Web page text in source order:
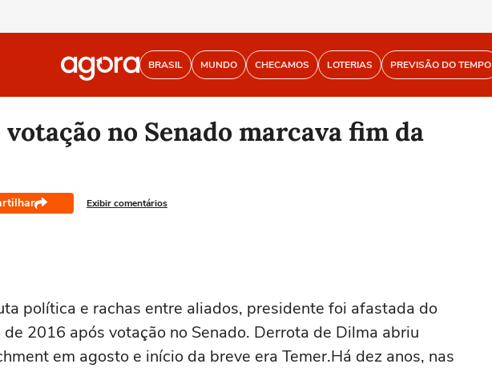
BRASIL MUNDO CHECAMOS LOTERIAS PREVISÃO DO TEMPO
votação no Senado marcava fim da
Exibir comentários
política e rachas entre aliados, presidente foi afastada do
2016 após votação no Senado. Derrota de Dilma abriu
em agosto e início da breve era Temer.Há dez anos, nas